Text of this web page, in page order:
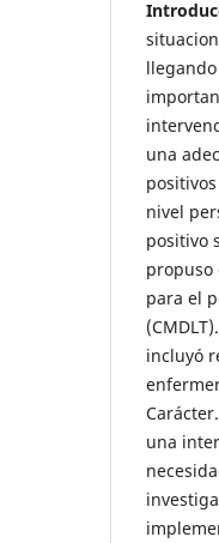
una
nivel
positivo
propuso
para el
(CMDLT).
incluyó
Carácter.
una